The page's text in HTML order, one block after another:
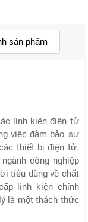
sản phẩm
linh kiện điện tử
việc đảm bảo sự
thiết bị điện tử.
công nghiệp
tiêu dùng về chất
linh kiện chính
là một thách thức